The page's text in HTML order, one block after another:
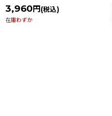
3,960 円 (税込)
在庫わずか